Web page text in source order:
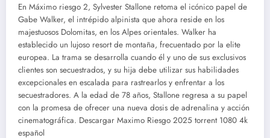
En Máximo riesgo 2, Sylvester Stallone retoma el icónico papel de
Gabe Walker, el intrépido alpinista que ahora reside en los
majestuosos Dolomitas, en los Alpes orientales. Walker ha
establecido un lujoso resort de montaña, frecuentado por la elite
europea. La trama se desarrolla cuando él y uno de sus exclusivos
clientes son secuestrados, y su hija debe utilizar sus habilidades
excepcionales en escalada para rastrearlos y enfrentar a los
secuestradores. A la edad de 78 años, Stallone regresa a su papel
con la promesa de ofrecer una nueva dosis de adrenalina y acción
cinematográfica. Descargar Maximo Riesgo 2025 torrent 1080 4k
español